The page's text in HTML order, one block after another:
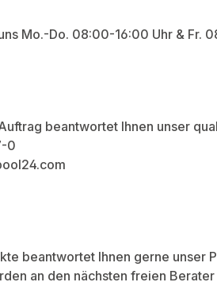
Mo.-Do. 08:00-16:00 Uhr & Fr.
beantwortet Ihnen unser
0
beantwortet Ihnen gerne unser
an den nächsten freien